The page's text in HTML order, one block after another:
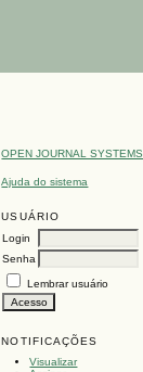
OPEN JOURNAL SYSTEMS
Ajuda do sistema
USUÁRIO
Login
Senha
Lembrar usuário
NOTIFICAÇÕES
Visualizar